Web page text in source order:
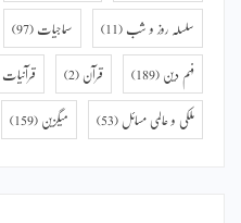
سلسلہ روز و شب (11) سماجیات (97)
فہم دین (189) قرآن (2) قرآنیات
ملکی و عالمی مسائل (53) میگزین (159)